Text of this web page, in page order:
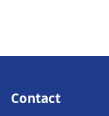
Contact